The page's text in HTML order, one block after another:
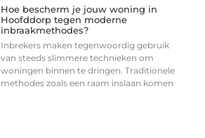
Hoe bescherm je jouw woning in
Hoofddorp tegen moderne
inbraakmethodes?
Inbrekers maken tegenwoordig gebruik
van steeds slimmere technieken om
woningen binnen te dringen. Traditionele
methodes zoals een raam inslaan komen